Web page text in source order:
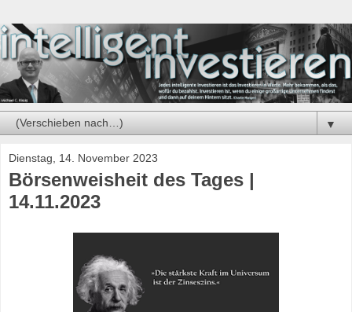
▼
Dienstag, 14. November 2023
Börsenweisheit des Tages |
14.11.2023